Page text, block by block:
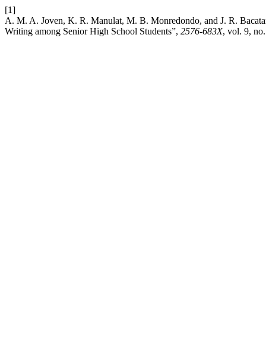
[1]
A. M. A. Joven, K. R. Manulat, M. B. Monredondo, and J. R.
Writing among Senior High School Students”, 2576-683X, vol. 9,